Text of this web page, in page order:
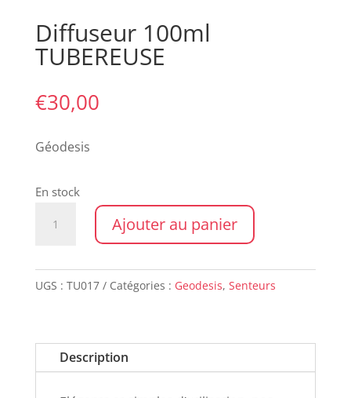
Diffuseur 100ml
TUBEREUSE
€30,00
Géodesis
En stock
100ml
Ajouter au panier
UGS : TU017 Catégories : Geodesis, Senteurs
Description